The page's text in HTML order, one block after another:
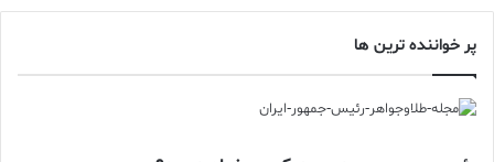
پر خواننده ترین ها